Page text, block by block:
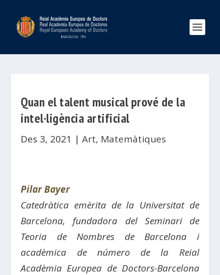
Quan el talent musical prové de la
intel·ligència artificial
Des 3, 2021 |Art, Matemàtiques
Pilar Bayer
Catedràtica emèrita de la Universitat de
Barcelona, ​​fundadora del Seminari de
Teoria de Nombres de Barcelona i
acadèmica de número de la Reial
Acadèmia Europea de Doctors-Barcelona